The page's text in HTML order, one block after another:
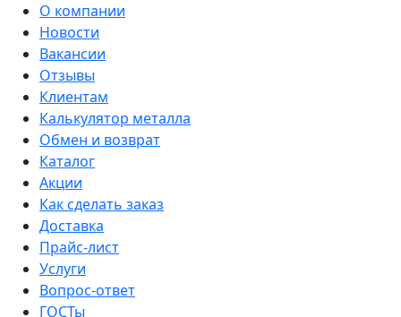
О компании
Новости
Вакансии
Отзывы
Клиентам
Калькулятор металла
Обмен и возврат
Каталог
Акции
Как сделать заказ
Доставка
Прайс-лист
Услуги
Вопрос-ответ
ГОСТы